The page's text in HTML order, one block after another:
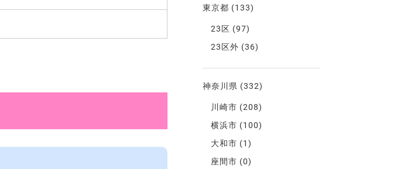
東京都 (133)
23区 (97)
23区外 (36)
神奈川県 (332)
川崎市 (208)
横浜市 (100)
大和市 (1)
座間市 (0)